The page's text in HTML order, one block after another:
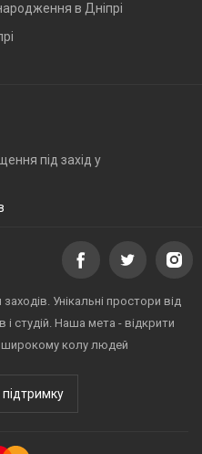
в Дніпрі
під захід у
Унікальні простори від
і студій. Наша мета - відкрити
широкому колу людей